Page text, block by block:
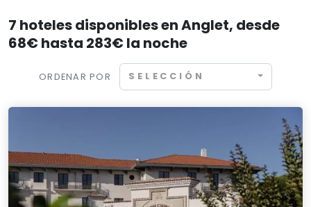
7 hoteles disponibles en Anglet, desde
68€ hasta 283€ la noche
ORDENAR POR SELECCIÓN